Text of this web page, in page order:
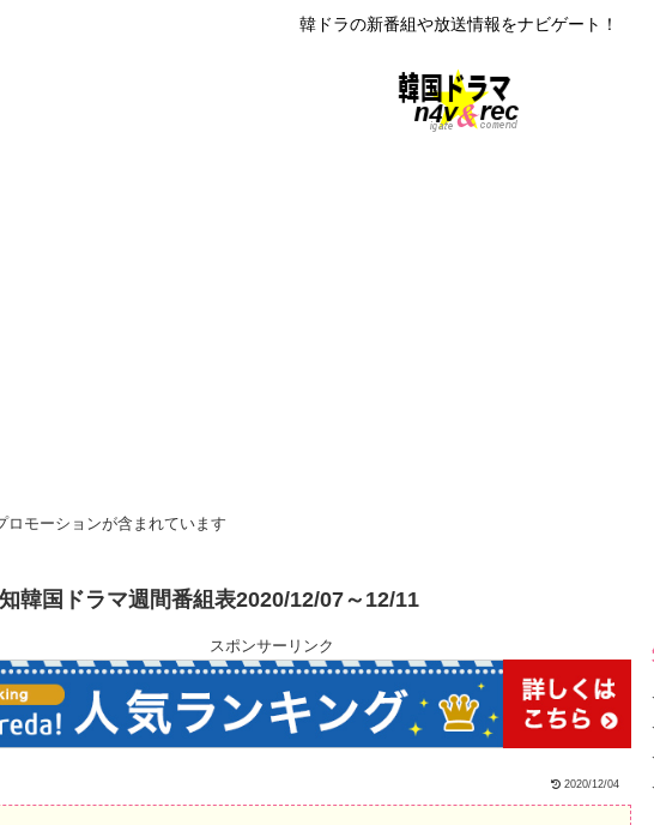
韓ドラの新番組や放送情報をナビゲート！
モーションが含まれています
韓国ドラマ週間番組表2020/12/07～12/11
スポンサーリンク
2020/12/04